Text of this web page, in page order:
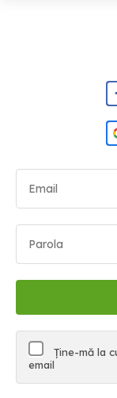
Ține-mă la
email